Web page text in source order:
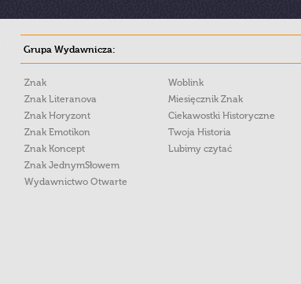
Grupa Wydawnicza:
Znak
Znak Literanova
Znak Horyzont
Znak Emotikon
Znak Koncept
Znak JednymSłowem
Wydawnictwo Otwarte
Woblink
Miesięcznik Znak
Ciekawostki Historyczne
Twoja Historia
Lubimy czytać